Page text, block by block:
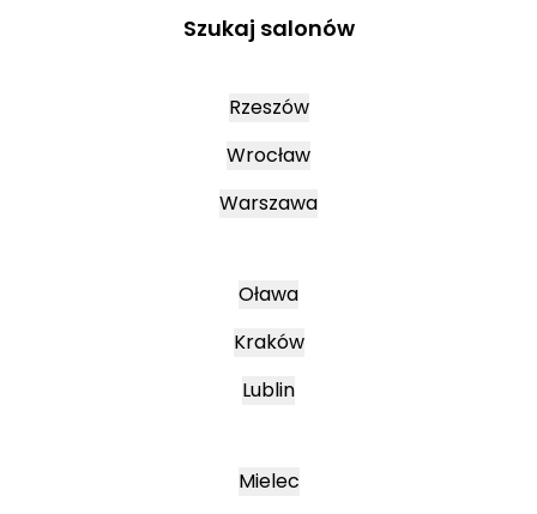
Szukaj salonów
Rzeszów
Wrocław
Warszawa
Oława
Kraków
Lublin
Mielec